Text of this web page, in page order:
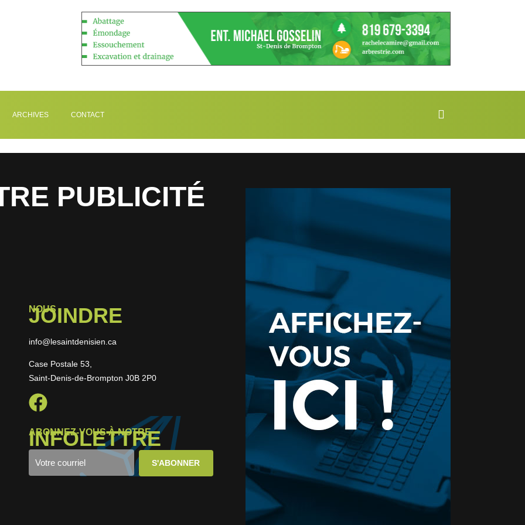
ARCHIVES CONTACT
PUBLICITÉ
NOUS
JOINDRE
info@lesaintdenisien.ca
Case Postale 53,
Saint-Denis-de-Brompton J0B 2P0
ABONNEZ-VOUS À NOTRE
INFOLETTRE